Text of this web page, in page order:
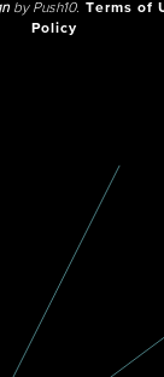
by Push10. Terms of
Policy